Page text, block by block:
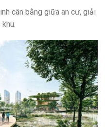
cân bằng giữa an cư, giải